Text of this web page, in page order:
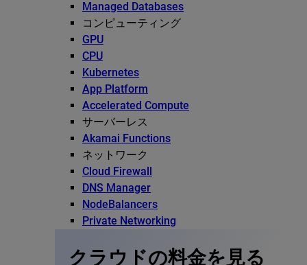
Managed Databases
コンピューティング
GPU
CPU
Kubernetes
App Platform
Accelerated Compute
サーバーレス
Akamai Functions
ネットワーク
Cloud Firewall
DNS Manager
NodeBalancers
Private Networking
クラウドの料金を見る